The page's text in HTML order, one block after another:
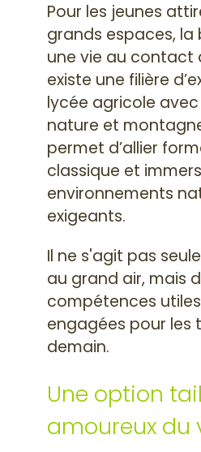
Pour les jeunes
grands espaces, la
une vie au contact
existe une filière
lycée agricole
nature et
permet d’allier
classique et
environnements
exigeants.
Il ne s'agit pas
au grand air, mais
compétences
engagées pour les
demain.
Une option
amoureux du